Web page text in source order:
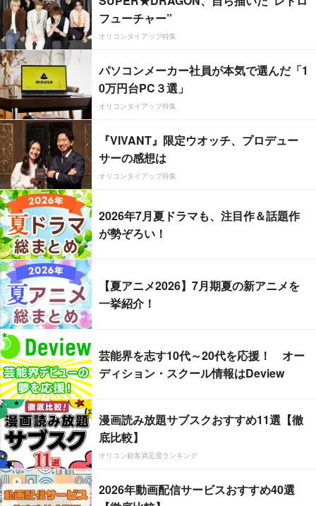
フューチャー”
オリコンタイアップ特集
パソコンメーカー社員が本気で選んだ「1
0万円台PC３選」
オリコンタイアップ特集
『VIVANT』限定ウオッチ、プロデュー
サーの感想は
オリコンタイアップ特集
2026年7月夏ドラマも、注目作＆話題作
が勢ぞろい！
【夏アニメ2026】7月期夏の新アニメを
一挙紹介！
芸能界を志す10代～20代を応援！ オー
ディション・スクール情報はDeview
漫画読み放題サブスクおすすめ11選【徹
底比較】
オリコン顧客満足度ランキング
2026年動画配信サービスおすすめ40選